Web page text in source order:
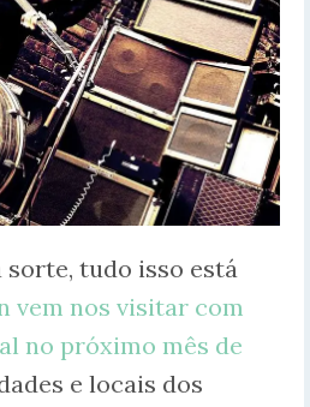
sorte, tudo isso está
vem nos visitar com
no próximo mês de
e locais dos